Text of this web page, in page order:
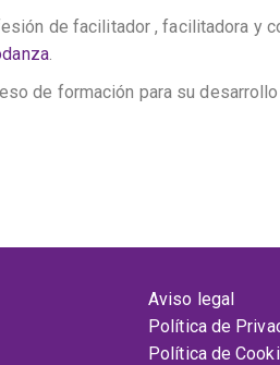
de facilitador , facilitadora y
.
de formación para su
Aviso legal
Política de
Política de